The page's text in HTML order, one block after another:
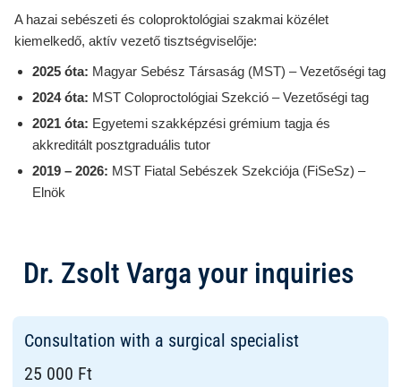
A hazai sebészeti és coloproktológiai szakmai közélet
kiemelkedő, aktív vezető tisztségviselője:
2025 óta: Magyar Sebész Társaság (MST) – Vezetőségi tag
2024 óta: MST Coloproctológiai Szekció – Vezetőségi tag
2021 óta: Egyetemi szakképzési grémium tagja és
akkreditált posztgraduális tutor
2019 – 2026: MST Fiatal Sebészek Szekciója (FiSeSz) –
Elnök
Dr. Zsolt Varga your inquiries
Consultation with a surgical specialist
25 000 Ft